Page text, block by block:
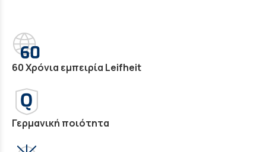
60 Χρόνια εμπειρία Leifheit
Γερμανική ποιότητα